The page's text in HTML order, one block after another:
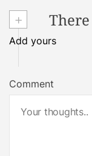
+
Add yours
Comment